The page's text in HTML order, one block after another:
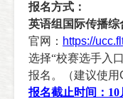
报名方式：
英语组国际传播综
官网： https://
选择“校赛选手入口
报名。（建议使用
报名截止时间： 10